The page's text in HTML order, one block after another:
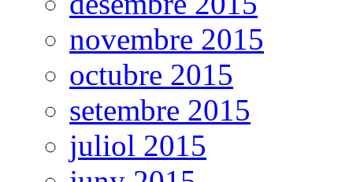
novembre 2015
octubre 2015
setembre 2015
juliol 2015